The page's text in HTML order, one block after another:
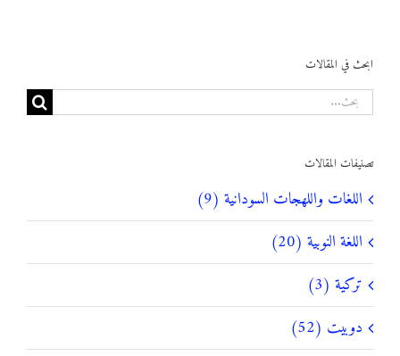
ابحث في المقالات
البحث
عن:
تصنيفات المقالات
اللغات واللهجات السودانية (9)
اللغة النوبية (20)
تركية (3)
دوبيت (52)